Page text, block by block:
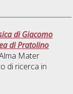
di Giacomo
di Pratolino
Mater
di ricerca in